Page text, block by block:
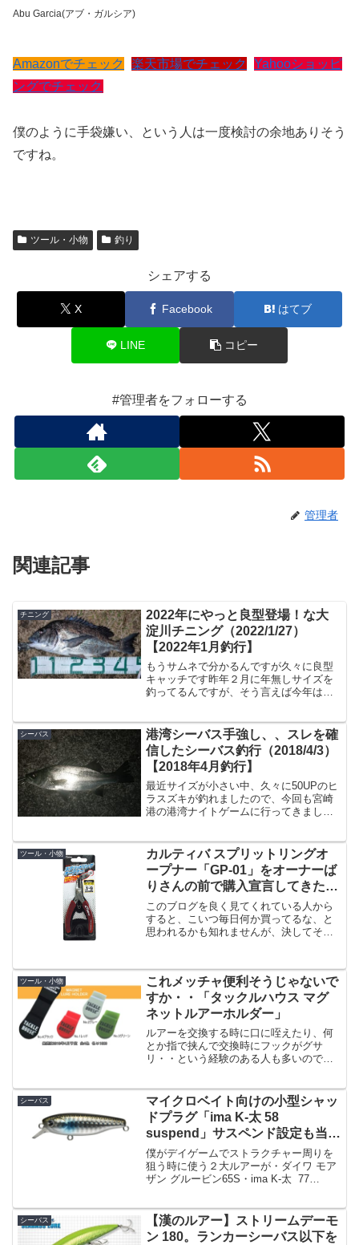
Abu Garcia(アブ・ガルシア)
Amazonでチェック 楽天市場でチェック
Yahooショッピ
ングでチェック
僕のように手袋嫌い、という人は一度検討の余地ありそう
ですね。
ツール・小物 釣り
シェアする
X Facebook はてブ
LINE コピー
#管理者をフォローする
管理者
関連記事
チニング
2022年にやっと良型登場！な大
淀川チニング（2022/1/27）
【2022年1月釣行】
もうサムネで分かるんですが久々に良型
キャッチです昨年２月に年無しサイズを
釣ってるんですが、そう言えば今年はキ
様子を自分の記事で振り返ってたんです
が、先日の釣行でやたらとチ...
シーバス
港湾シーバス手強し、、スレを確
信したシーバス釣行（2018/4/3）
【2018年4月釣行】
最近サイズが小さい中、久々に50UPのヒ
ラスズキが釣れましたので、今回も宮崎
港の港湾ナイトゲームに行ってきまし
確認もあります。マジで小さいルアーし
か追わない港湾今回も先...
ツール・小物
カルティバ スプリットリングオ
ープナー「GP-01」をオーナーば
りさんの前で購入宣言してきたの
で、本当に購入。
このブログを良く見てくれている人から
すると、こいつ毎日何か買ってるな、と
思われるかも知れませんが、決してそう
けでお金持ちではありません。先日フィ
ッシングショー2017に...
ツール・小物
これメッチャ便利そうじゃないで
すか・・「タックルハウス マグ
ネットルアーホルダー」
ルアーを交換する時に口に咥えたり、何
とか指で挟んで交換時にフックがグサ
リ・・という経験のある人も多いのでは
事もあり、たまにポロッとルアーを落と
してしまい岩の隙間に・・・...
シーバス
マイクロベイト向けの小型シャッ
ドプラグ「ima K-太 58
suspend」サスペンド設定も当然
ながら健在。
僕がデイゲームでストラクチャー周りを
狙う時に使う２大ルアーが・ダイワ モア
ザン グルービン65S・ima K-太 77
で、バイブレーションなどは使いづらい
ため...
シーバス
【漢のルアー】ストリームデーモ
ン 180。ランカーシーバス以下を